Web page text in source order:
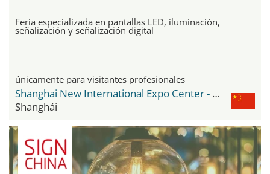
Feria especializada en pantallas LED, iluminación,
señalización y señalización digital
únicamente para visitantes profesionales
Shanghai New International Expo Center - SNIEC
Shanghái